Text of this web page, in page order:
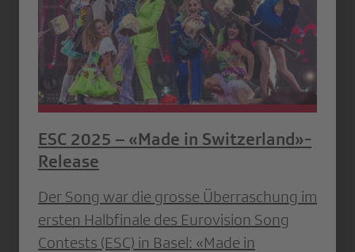
ESC 2025 – «Made in Switzerland»-
Release
Der Song war die grosse Überraschung im
ersten Halbfinale des Eurovision Song
Contests (ESC) in Basel: «Made in